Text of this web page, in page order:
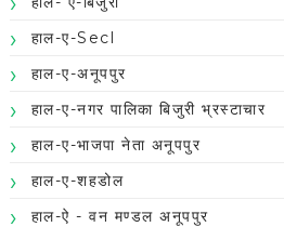
हाल-ए-Secl
हाल-ए-अनूपपुर
हाल-ए-नगर पालिका बिजुरी भ्रस्टाचार
हाल-ए-भाजपा नेता अनूपपुर
हाल-ए-शहडोल
हाल-ऐ - वन मण्डल अनूपपुर